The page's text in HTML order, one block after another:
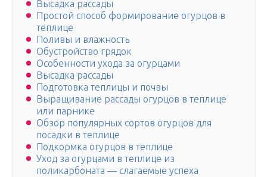
Высадка рассады
Простой способ формирование огурцов в
теплице
Поливы и влажность
Обустройство грядок
Особенности ухода за огурцами
Высадка рассады
Подготовка теплицы и почвы
Выращивание рассады огурцов в теплице
или парнике
Обзор популярных сортов огурцов для
посадки в теплице
Подкормка огурцов в теплице
Уход за огурцами в теплице из
поликарбоната — слагаемые успеха